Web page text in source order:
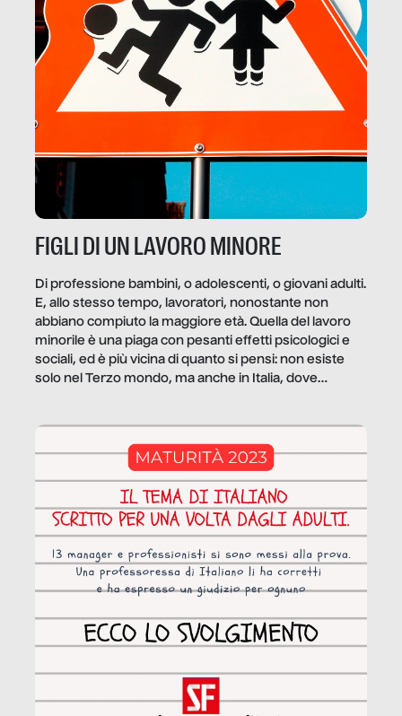
FIGLI DI UN LAVORO MINORE
Di professione bambini, o adolescenti, o giovani adulti.
E, allo stesso tempo, lavoratori, nonostante non
abbiano compiuto la maggiore età. Quella del lavoro
minorile è una piaga con pesanti effetti psicologici e
sociali, ed è più vicina di quanto si pensi: non esiste
solo nel Terzo mondo, ma anche in Italia, dove